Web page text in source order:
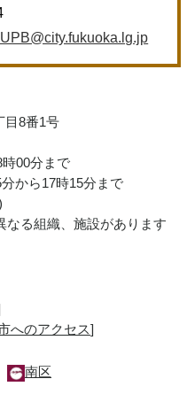
目8番1号
00分まで
から17時15分まで
る組織、施設があります
へのアクセス]
南区